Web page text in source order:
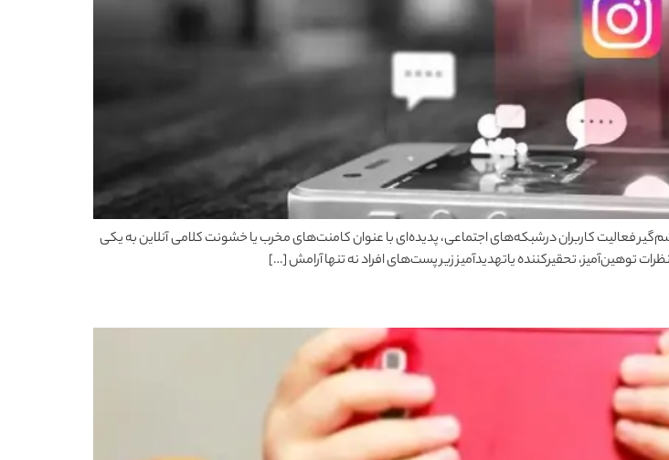
فعالیت کاربران درشبکه‌های اجتماعی، پدیده‌ای با عنوان کامنت‌های مخرب یا خشونت کلامی آنلاین به یکی
توهین‌آمیز، تحقیرکننده یاتهدیدآمیز زیر پست‌های افراد نه تنها آرامش […]